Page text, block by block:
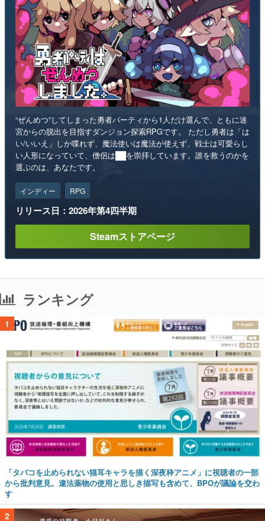
“ぜんめつ”してしまった勇者パーティから1人だけ選んで、ともに迷
宮からの脱出を目指すダンジョン探索RPGです。 ただし勇者は「は
い/いいえ」しか喋れず、魔法使いは魔法が使えず、戦士は可愛らし
い人形になっていて、僧侶は██を崇拝しています。誰を救うのかを
選ぶのは、あなたです。
インディー RPG
リリース日：2026年第4四半期
Steamストアページ
ランキング
1
「タバコを止められない猫耳キャラを描く深夜枠アニメ」に視聴者の一部
から批判意見。違法薬物の使用と思しき描写も含めて、BPOが議論を交わ
す
2